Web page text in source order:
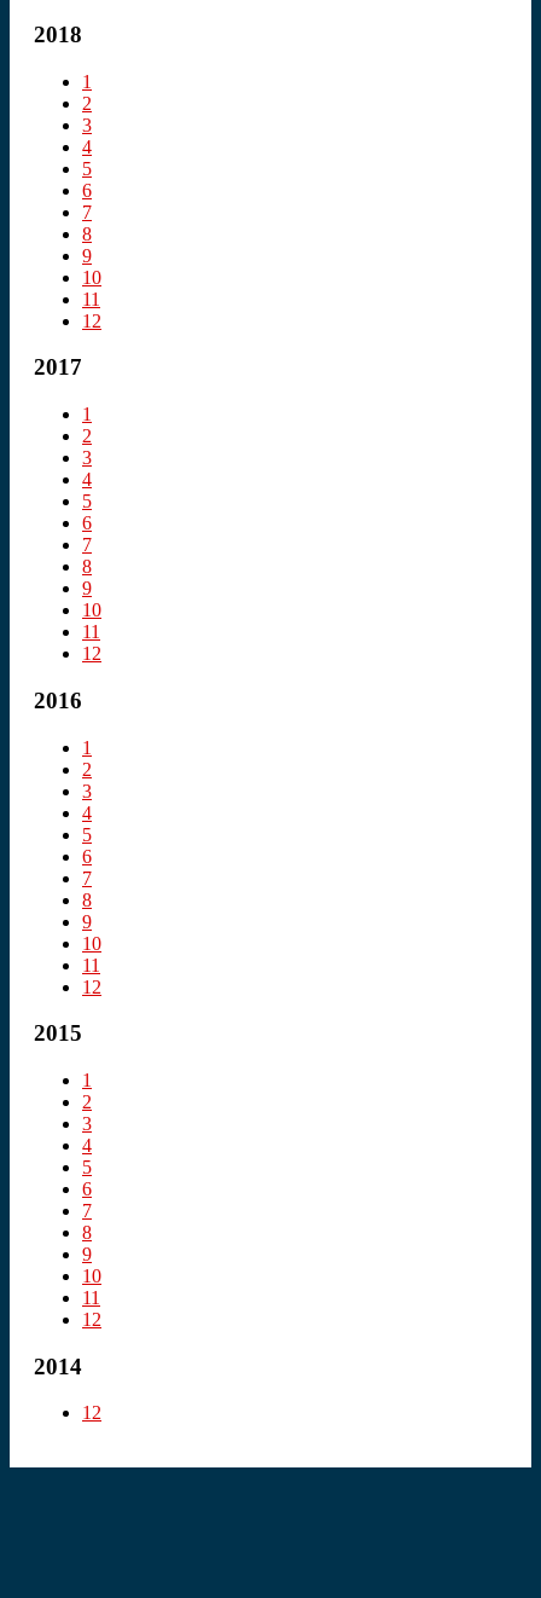
2018
1
2
3
4
5
6
7
8
9
10
11
12
2017
1
2
3
4
5
6
7
8
9
10
11
12
2016
1
2
3
4
5
6
7
8
9
10
11
12
2015
1
2
3
4
5
6
7
8
9
10
11
12
2014
12